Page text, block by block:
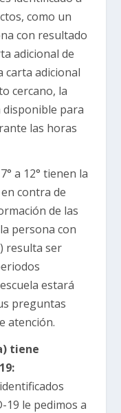
como un
con resultado
adicional de
carta adicional
cercano, la
disponible para
las horas
a 12° tienen la
contra de
de las
persona con
resulta ser
estará
preguntas
atención.
tiene
19 le pedimos a